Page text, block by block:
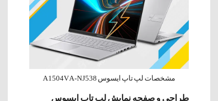
مشخصات لپ تاپ ایسوس A1504VA-NJ538
طراحی و صفحه نمایش لپ‌ تاپ ایسوس